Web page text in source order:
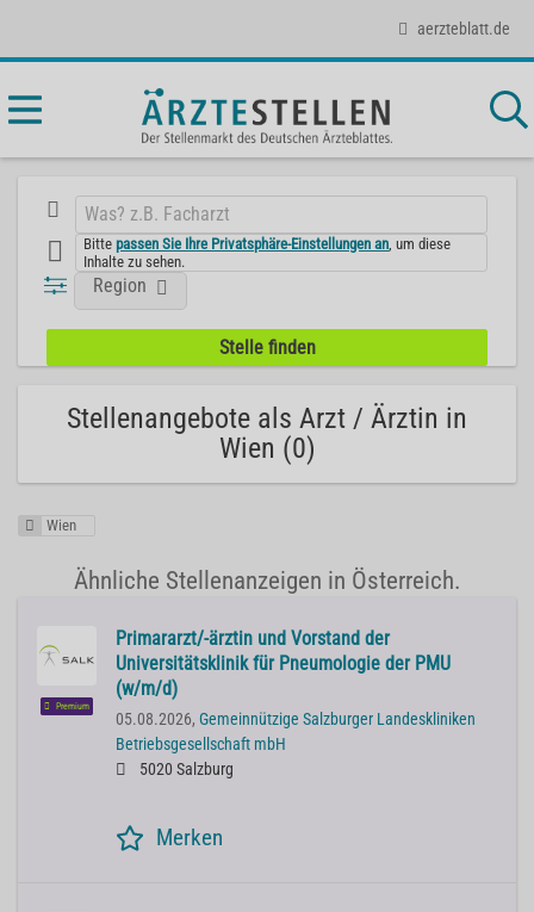
aerzteblatt.de
Bittepassen Sie Ihre Privatsphäre-Einstellungen an , um diese
Inhalte zu sehen.
Region
Stellenangebote als Arzt / Ärztin in
Wien (0)
Wien
Ähnliche Stellenanzeigen in Österreich.
Premium
Primararzt/-ärztin und Vorstand der
Universitätsklinik für Pneumologie der PMU
(w/m/d)
05.08.2026, Gemeinnützige Salzburger Landeskliniken
Betriebsgesellschaft mbH
5020 Salzburg
Merken